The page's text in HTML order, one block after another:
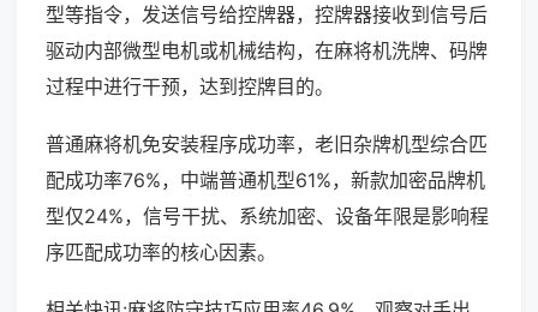
型等指令，发送信号给控牌器，控牌器接收到信号后
驱动内部微型电机或机械结构，在麻将机洗牌、码牌
过程中进行干预，达到控牌目的。
普通麻将机免安装程序成功率，老旧杂牌机型综合匹
配成功率76%，中端普通机型61%，新款加密品牌机
型仅24%，信号干扰、系统加密、设备年限是影响程
序匹配成功率的核心因素。